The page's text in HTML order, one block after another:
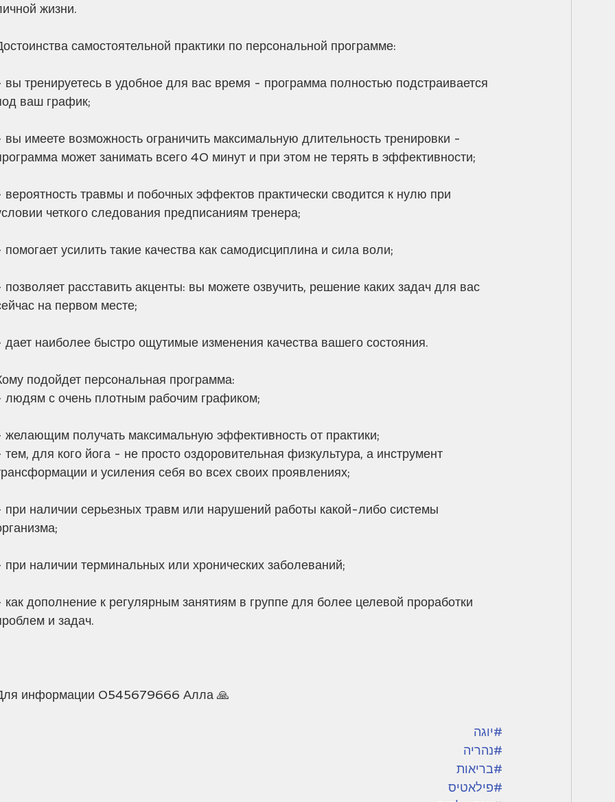
жизни.
самостоятельной практики по персональной программе:
вы тренируетесь в удобное для вас время - программа полностью подстраивается
ваш график;
вы имеете возможность ограничить максимальную длительность тренировки -
может занимать всего 40 минут и при этом не терять в эффективности;
вероятность травмы и побочных эффектов практически сводится к нулю при
четкого следования предписаниям тренера;
помогает усилить такие качества как самодисциплина и сила воли;
позволяет расставить акценты: вы можете озвучить, решение каких задач для вас
на первом месте;
дает наиболее быстро ощутимые изменения качества вашего состояния.
подойдет персональная программа:
людям с очень плотным рабочим графиком;
желающим получать максимальную эффективность от практики;
тем, для кого йога - не просто оздоровительная физкультура, а инструмент
и усиления себя во всех своих проявлениях;
при наличии серьезных травм или нарушений работы какой-либо системы
при наличии терминальных или хронических заболеваний;
как дополнение к регулярным занятиям в группе для более целевой проработки
и задач.
информации 0545679666 Алла 🙏
#יוגה
#נהריה
#בריאות
#פילאטיס